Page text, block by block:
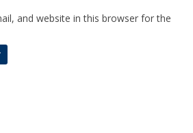
and website in this browser for the